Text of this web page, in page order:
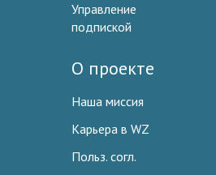
Управление
подпиской
О проекте
Наша миссия
Карьера в WZ
Польз. согл.